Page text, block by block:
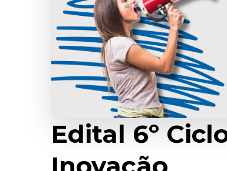
Edital 6º